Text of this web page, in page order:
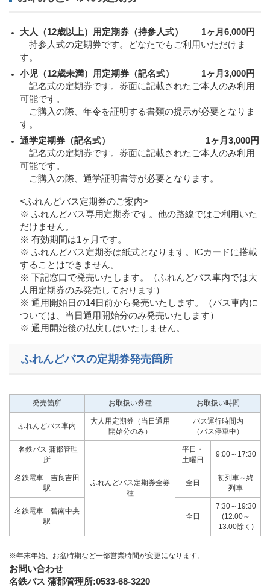
大人（12歳以上）用定期券（持参人式） 1ヶ月6,000円
持参人式の定期券です。どなたでもご利用いただけま
す。
小児（12歳未満）用定期券（記名式） 1ヶ月3,000円
記名式の定期券です。券面に記載されたご本人のみ利用
可能です。
ご購入の際、年令を証明する書類の提示が必要となりま
す。
通学定期券（記名式） 1ヶ月3,000円
記名式の定期券です。券面に記載されたご本人のみ利用
可能です。
ご購入の際、通学証明書等が必要となります。
<ふれんどバス定期券のご案内>
※ ふれんどバス専用定期券です。他の路線ではご利用いた
だけません。
※ 有効期間は1ヶ月です。
※ ふれんどバス定期券は紙式となります。ICカードに搭載
することはできません。
※ 下記窓口で発売いたします。（ふれんどバス車内では大
人用定期券のみ発売しております）
※ 通用開始日の14日前から発売いたします。（バス車内に
ついては、当日通用開始分のみ発売いたします）
※ 通用開始後の払戻しはいたしません。
ふれんどバスの定期券発売箇所
発売箇所 お取扱い券種 お取扱い時間
ふれんどバス車内
大人用定期券（当日通用
開始分のみ）
バス運行時間内
（バス停車中）
名鉄バス 蒲郡管理
所
ふれんどバス定期券全券
種
平日・
土曜日
9:00～17:30
名鉄電車 吉良吉田
駅
全日
初列車～終
列車
名鉄電車 碧南中央
駅
全日
7:30～19:30
(12:00～
13:00除く)
※年末年始、お盆時期など一部営業時間が変更になります。
お問い合わせ
名鉄バス 蒲郡管理所:0533-68-3220